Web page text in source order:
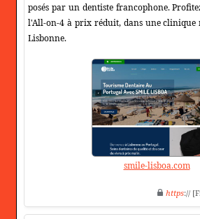
posés par un dentiste francophone.
l'All-on-4 à prix réduit, dans une clinique
Lisbonne.
smile-lisboa.com
https://